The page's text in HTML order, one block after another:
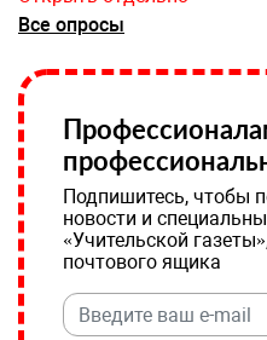
Все опросы
Подпишитесь, чтобы
новости и
«Учительской
почтового ящика